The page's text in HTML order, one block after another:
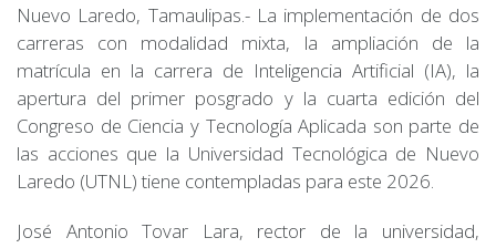
Nuevo Laredo, Tamaulipas.- La implementación de dos
carreras con modalidad mixta, la ampliación de la
matrícula en la carrera de Inteligencia Artificial (IA), la
apertura del primer posgrado y la cuarta edición del
Congreso de Ciencia y Tecnología Aplicada son parte de
las acciones que la Universidad Tecnológica de Nuevo
Laredo (UTNL) tiene contempladas para este 2026.
José Antonio Tovar Lara, rector de la universidad,